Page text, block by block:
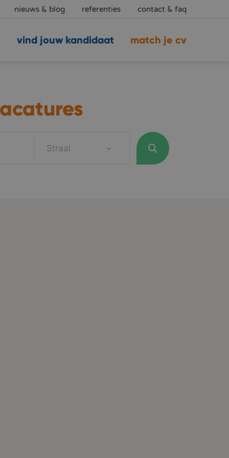
nieuws & blog referenties contact & faq
match je cv
vind jouw kandidaat
Straal